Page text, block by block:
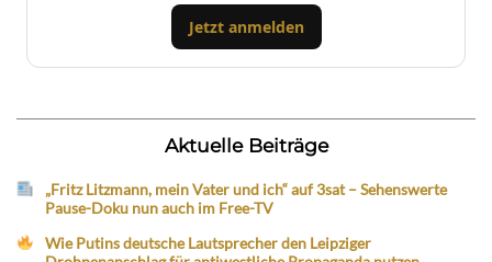
Jetzt anmelden
Aktuelle Beiträge
„Fritz Litzmann, mein Vater und ich“ auf 3sat – Sehenswerte
Pause-Doku nun auch im Free-TV
Wie Putins deutsche Lautsprecher den Leipziger